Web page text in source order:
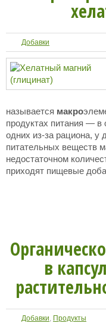
Добавки
называется макро
продуктах питания —
одних из-за рациона, у
питательных веществ
недостаточном
приходят пищевые
в
Добавки, Продукты